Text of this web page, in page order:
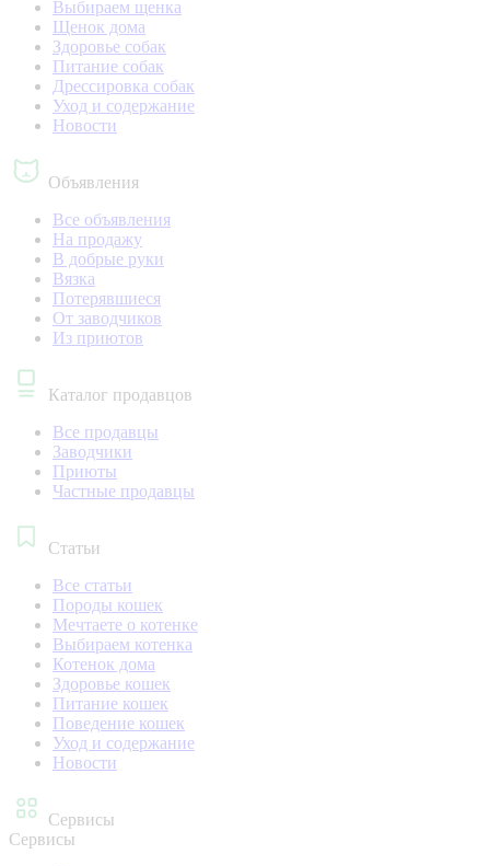
Выбираем щенка
Щенок дома
Здоровье собак
Питание собак
Дрессировка собак
Уход и содержание
Новости
Объявления
Все объявления
На продажу
В добрые руки
Вязка
Потерявшиеся
От заводчиков
Из приютов
Каталог продавцов
Все продавцы
Заводчики
Приюты
Частные продавцы
Статьи
Все статьи
Породы кошек
Мечтаете о котенке
Выбираем котенка
Котенок дома
Здоровье кошек
Питание кошек
Поведение кошек
Уход и содержание
Новости
Сервисы
Сервисы